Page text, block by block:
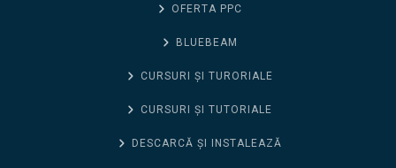
OFERTA PPC
BLUEBEAM
CURSURI ȘI TURORIALE
CURSURI ȘI TUTORIALE
DESCARCĂ ȘI INSTALEAZĂ